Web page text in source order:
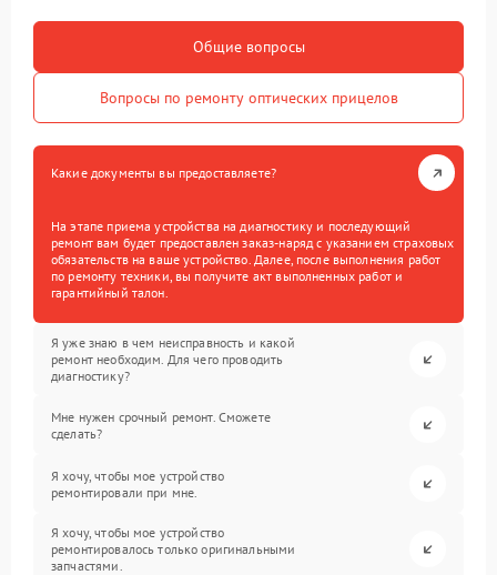
Общие вопросы
Вопросы по ремонту оптических прицелов
Какие документы вы предоставляете?
На этапе приема устройства на диагностику и последующий
ремонт вам будет предоставлен заказ-наряд с указанием страховых
обязательств на ваше устройство. Далее, после выполнения работ
по ремонту техники, вы получите акт выполненных работ и
гарантийный талон.
Я уже знаю в чем неисправность и какой
ремонт необходим. Для чего проводить
диагностику?
Мне нужен срочный ремонт. Сможете
сделать?
Я хочу, чтобы мое устройство
ремонтировали при мне.
Я хочу, чтобы мое устройство
ремонтировалось только оригинальными
запчастями.